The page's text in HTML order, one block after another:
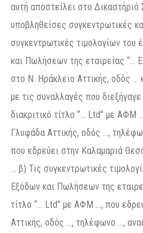
αυτή αποστείλει στο Δικαστήριό
υποβληθείσες συγκεντρωτικές
συγκεντρωτικές τιμολογίων
και Πωλήσεων της εταιρείας “…
στο Ν. Ηράκλειο Αττικής, οδός …
με τις συναλλαγές που
διακριτικό τίτλο “… Ltd” με ΑΦΜ
Γλυφάδα Αττικής, οδός …,
που εδρεύει στην Καλαμαριά
… β) Τις συγκεντρωτικές
Εξόδων και Πωλήσεων της
τίτλο “… Ltd” με ΑΦΜ …, που
Αττικής, οδός …, τηλέφωνο …,